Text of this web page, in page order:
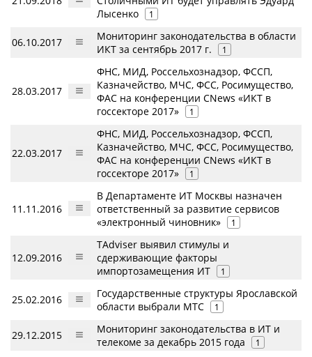
Лысенко
1
06.10.2017
Мониторинг законодательства в области
ИКТ за сентябрь 2017 г.
1
28.03.2017
ФНС, МИД, Россельхознадзор, ФССП,
Казначейство, МЧС, ФСС, Росимущество,
ФАС на конференции CNews «ИКТ в
госсекторе 2017»
1
22.03.2017
ФНС, МИД, Россельхознадзор, ФССП,
Казначейство, МЧС, ФСС, Росимущество,
ФАС на конференции CNews «ИКТ в
госсекторе 2017»
1
11.11.2016
В Департаменте ИТ Москвы назначен
ответственный за развитие сервисов
«электронный чиновник»
1
12.09.2016
TAdviser выявил стимулы и
сдерживающие факторы
импортозамещения ИТ
1
25.02.2016
Государственные структуры Ярославской
области выбрали МТС
1
29.12.2015
Мониторинг законодательства в ИТ и
телекоме за декабрь 2015 года
1